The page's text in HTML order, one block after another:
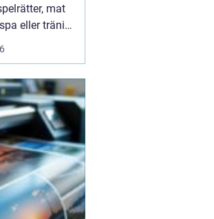
mat
eller träning
dig som vill
minimera
logistik är
p...